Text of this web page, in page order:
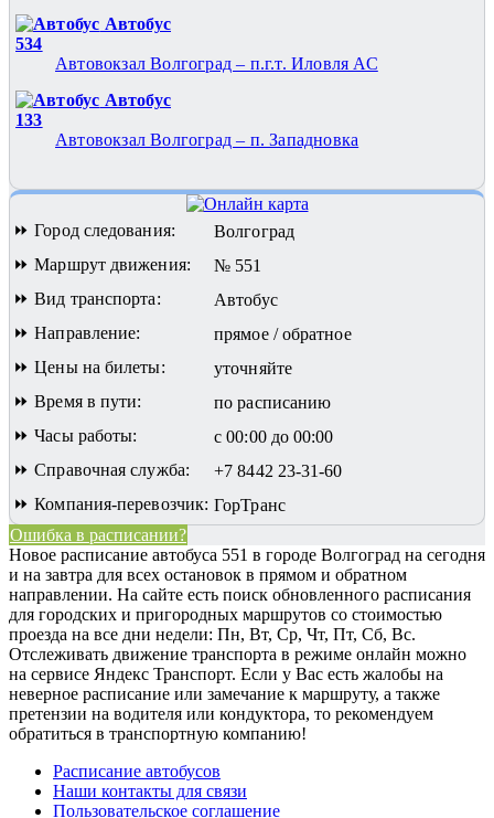
Автобус
534
Автовокзал Волгоград – п.г.т. Иловля АС
Автобус
133
Автовокзал Волгоград – п. Западновка
⏩ Город следования:
Волгоград
⏩ Маршрут движения:
№ 551
⏩ Вид транспорта:
Автобус
⏩ Направление:
прямое / обратное
⏩ Цены на билеты:
уточняйте
⏩ Время в пути:
по расписанию
⏩ Часы работы:
с 00:00 до 00:00
⏩ Справочная служба:
+7 8442 23-31-60
⏩ Компания-перевозчик: ГорТранс
Ошибка в расписании?
Новое расписание автобуса 551 в городе Волгоград на сегодня
и на завтра для всех остановок в прямом и обратном
направлении. На сайте есть поиск обновленного расписания
для городских и пригородных маршрутов со стоимостью
проезда на все дни недели: Пн, Вт, Ср, Чт, Пт, Сб, Вс.
Отслеживать движение транспорта в режиме онлайн можно
на сервисе Яндекс Транспорт. Если у Вас есть жалобы на
неверное расписание или замечание к маршруту, а также
претензии на водителя или кондуктора, то рекомендуем
обратиться в транспортную компанию!
Расписание автобусов
Наши контакты для связи
Пользовательское соглашение